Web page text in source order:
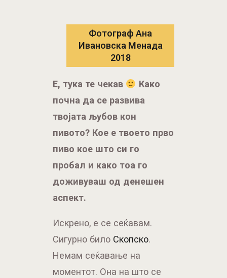
почна да се развива
твојата љубов кон
пивото? Кое е твоето прво
пиво кое што си го
пробал и како тоа го
доживуваш од денешен
аспект.
Искрено, е се сеќавам.
сеќавам е првиот пат кога
ми се допадна пиво –
точен Guinness, на 17
години. Брзо после тоа и